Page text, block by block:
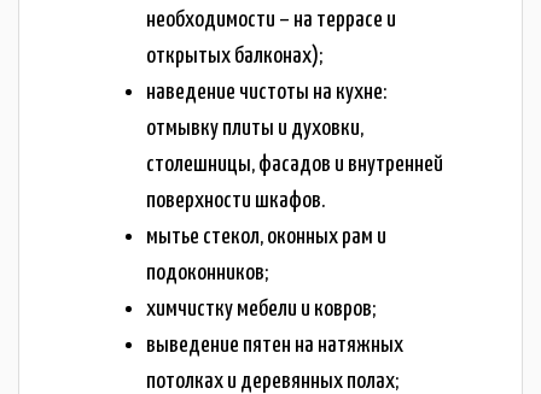
необходимости – на террасе и
открытых балконах);
наведение чистоты на кухне:
отмывку плиты и духовки,
столешницы, фасадов и внутренней
поверхности шкафов.
мытье стекол, оконных рам и
подоконников;
химчистку мебели и ковров;
выведение пятен на натяжных
потолках и деревянных полах;